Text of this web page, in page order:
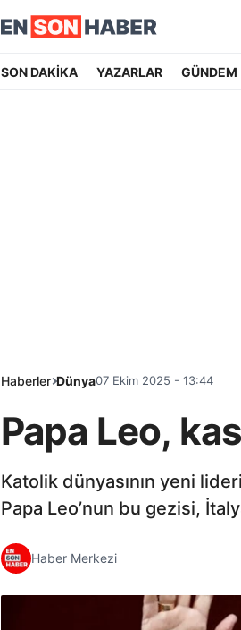
SON DAKİKA YAZARLAR GÜNDEM
Haberler Dünya07 Ekim 2025 - 13:44
Papa Leo,
Katolik dünyasının yeni
Papa Leo’nun bu gezisi,
Haber Merkezi